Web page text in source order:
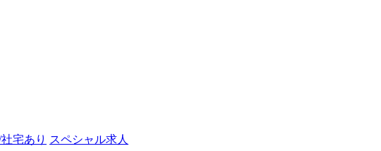
宅あり スペシャル求人